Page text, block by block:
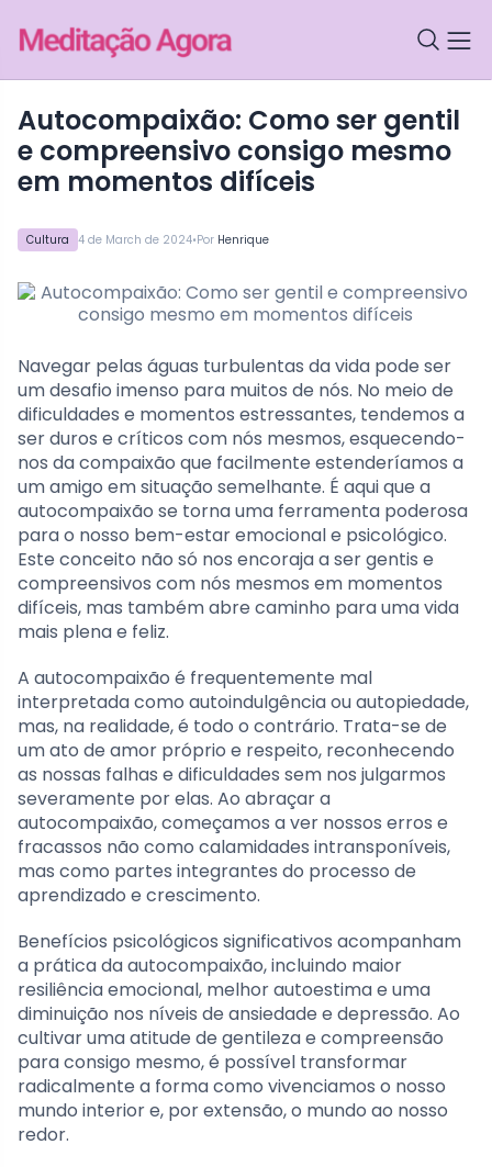
Cultura 4 de March de 2024•Por Henrique
Autocompaixão: Como ser gentil
e compreensivo consigo mesmo
em momentos difíceis
Navegar pelas águas turbulentas da vida pode ser
um desafio imenso para muitos de nós. No meio de
dificuldades e momentos estressantes, tendemos a
ser duros e críticos com nós mesmos, esquecendo-
nos da compaixão que facilmente estenderíamos a
um amigo em situação semelhante. É aqui que a
autocompaixão se torna uma ferramenta poderosa
para o nosso bem-estar emocional e psicológico.
Este conceito não só nos encoraja a ser gentis e
compreensivos com nós mesmos em momentos
difíceis, mas também abre caminho para uma vida
mais plena e feliz.
A autocompaixão é frequentemente mal
interpretada como autoindulgência ou autopiedade,
mas, na realidade, é todo o contrário. Trata-se de
um ato de amor próprio e respeito, reconhecendo
as nossas falhas e dificuldades sem nos julgarmos
severamente por elas. Ao abraçar a
autocompaixão, começamos a ver nossos erros e
fracassos não como calamidades intransponíveis,
mas como partes integrantes do processo de
aprendizado e crescimento.
Benefícios psicológicos significativos acompanham
a prática da autocompaixão, incluindo maior
resiliência emocional, melhor autoestima e uma
diminuição nos níveis de ansiedade e depressão. Ao
cultivar uma atitude de gentileza e compreensão
para consigo mesmo, é possível transformar
radicalmente a forma como vivenciamos o nosso
mundo interior e, por extensão, o mundo ao nosso
redor.